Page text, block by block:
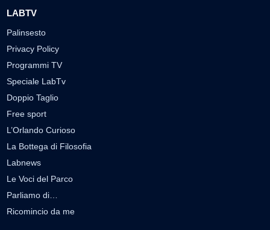
LABTV
Palinsesto
Privacy Policy
Programmi TV
Speciale LabTv
Doppio Taglio
Free sport
L’Orlando Curioso
La Bottega di Filosofia
Labnews
Le Voci del Parco
Parliamo di…
Ricomincio da me